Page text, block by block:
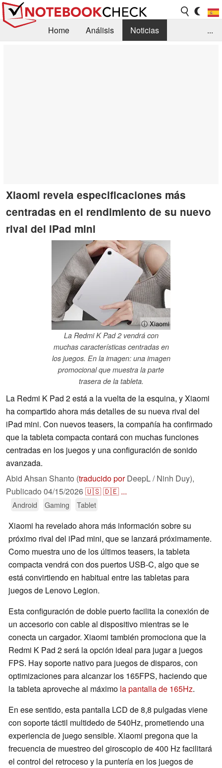
Home Análisis
Noticias
...
Xiaomi revela especificaciones más
centradas en el rendimiento de su nuevo
rival del iPad mini
ⓘ Xiaomi
La Redmi K Pad 2 vendrá con
muchas características centradas en
los juegos. En la imagen: una imagen
promocional que muestra la parte
trasera de la tableta.
La Redmi K Pad 2 está a la vuelta de la esquina, y Xiaomi
ha compartido ahora más detalles de su nueva rival del
iPad mini. Con nuevos teasers, la compañía ha confirmado
que la tableta compacta contará con muchas funciones
centradas en los juegos y una configuración de sonido
avanzada.
Abid Ahsan Shanto (traducido porDeepL / Ninh Duy),
Publicado 04/15/2026🇺🇸🇩🇪 ...
Android Gaming Tablet
Xiaomi ha revelado ahora más información sobre su
próximo rival del iPad mini, que se lanzará próximamente.
Como muestra uno de los últimos teasers, la tableta
compacta vendrá con dos puertos USB-C, algo que se
está convirtiendo en habitual entre las tabletas para
juegos de Lenovo Legion.
Esta configuración de doble puerto facilita la conexión de
un accesorio con cable al dispositivo mientras se le
conecta un cargador. Xiaomi también promociona que la
Redmi K Pad 2 será la opción ideal para jugar a juegos
FPS. Hay soporte nativo para juegos de disparos, con
optimizaciones para alcanzar los 165FPS, haciendo que
la tableta aproveche al máximo la pantalla de 165Hz.
En ese sentido, esta pantalla LCD de 8,8 pulgadas viene
con soporte táctil multidedo de 540Hz, prometiendo una
experiencia de juego sensible. Xiaomi pregona que la
frecuencia de muestreo del giroscopio de 400 Hz facilitará
el control del retroceso y la puntería en los juegos de